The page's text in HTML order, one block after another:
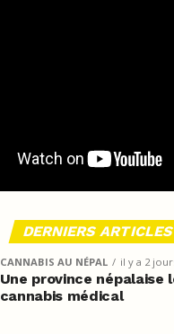
DERNIERS ARTICLES
CANNABIS AU NÉPAL il y a 2
Une province népalaise
cannabis médical